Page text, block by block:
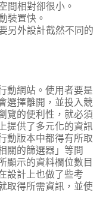
間相對卻很小。
裝置快。
另外設計截然不同的
動網站。使用者要是
選擇離開，並投入競
覽的便利性，就必須
提供了多元化的資訊
動版本中都得有所取
關的篩選器」等問
顯示的資料欄位數目
設計上也做了些考
取得所需資訊，並使